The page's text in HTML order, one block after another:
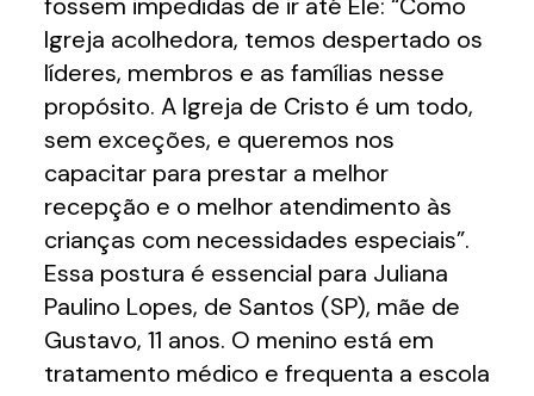
Igreja acolhedora, temos despertado os
líderes, membros e as famílias nesse
propósito. A Igreja de Cristo é um todo,
sem exceções, e queremos nos
capacitar para prestar a melhor
recepção e o melhor atendimento às
crianças com necessidades especiais”.
Essa postura é essencial para Juliana
Paulino Lopes, de Santos (SP), mãe de
Gustavo, 11 anos. O menino está em
tratamento médico e frequenta a escola